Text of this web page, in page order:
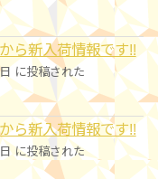
ら新入荷情報です!!
に投稿された
ら新入荷情報です!!
に投稿された